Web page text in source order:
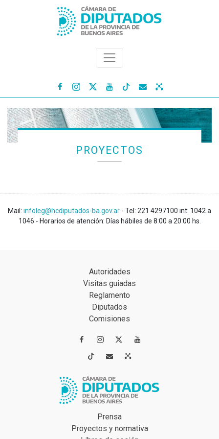
   
PROYECTOS
Mail: infoleg@hcdiputados-ba.gov.ar - Tel: 221 4297100 int: 1042 a
1046 - Horarios de atención: Días hábiles de 8:00 a 20:00 hs.
Autoridades
Visitas guiadas
Reglamento
Diputados
Comisiones
 
 
Prensa
Proyectos y normativa